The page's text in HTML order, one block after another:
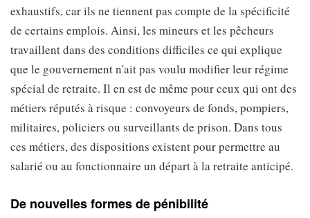
exhaustifs, car ils ne tiennent pas compte de la spécificité
de certains emplois. Ainsi, les mineurs et les pêcheurs
travaillent dans des conditions difficiles ce qui explique
que le gouvernement n'ait pas voulu modifier leur régime
spécial de retraite. Il en est de même pour ceux qui ont des
métiers réputés à risque : convoyeurs de fonds, pompiers,
militaires, policiers ou surveillants de prison. Dans tous
ces métiers, des dispositions existent pour permettre au
salarié ou au fonctionnaire un départ à la retraite anticipé.
De nouvelles formes de pénibilité